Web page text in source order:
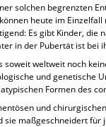
solchen begrenzten
heute im
Es gibt Kinder, die
in der Pubertät ist bei
soweit weltweit noch
und genetische
Formen des
und
sie maßgeschneidert für